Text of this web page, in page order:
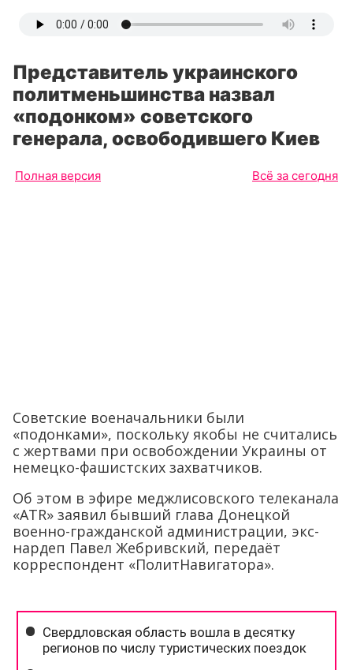
Представитель украинского
политменьшинства назвал
«подонком» советского
генерала, освободившего Киев
Полная версия Всё за сегодня
Советские военачальники были
«подонками», поскольку якобы не считались
с жертвами при освобождении Украины от
немецко-фашистских захватчиков.
Об этом в эфире меджлисовского телеканала
«ATR» заявил бывший глава Донецкой
военно-гражданской администрации, экс-
нардеп Павел Жебривский, передаёт
корреспондент «ПолитНавигатора».